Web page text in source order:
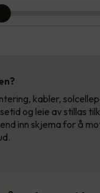
kabler,
og leie av stillas
inn skjema for å